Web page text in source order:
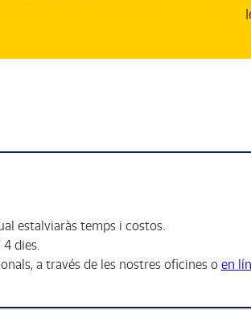
estalviaràs temps i costos.
dies.
a través de les nostres oficines o en